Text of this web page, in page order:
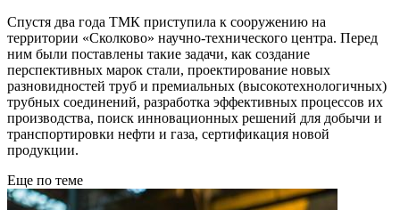
Спустя два года ТМК приступила к сооружению на
территории «Сколково» научно-технического центра. Перед
ним были поставлены такие задачи, как создание
перспективных марок стали, проектирование новых
разновидностей труб и премиальных (высокотехнологичных)
трубных соединений, разработка эффективных процессов их
производства, поиск инновационных решений для добычи и
транспортировки нефти и газа, сертификация новой
продукции.
Еще по теме